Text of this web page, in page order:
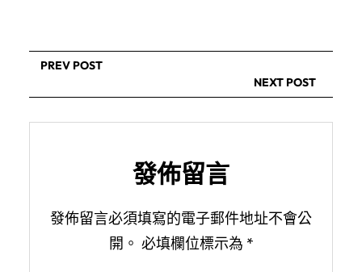
PREV POST
NEXT POST
發佈留言
發佈留言必須填寫的電子郵件地址不會公
開。 必填欄位標示為 *